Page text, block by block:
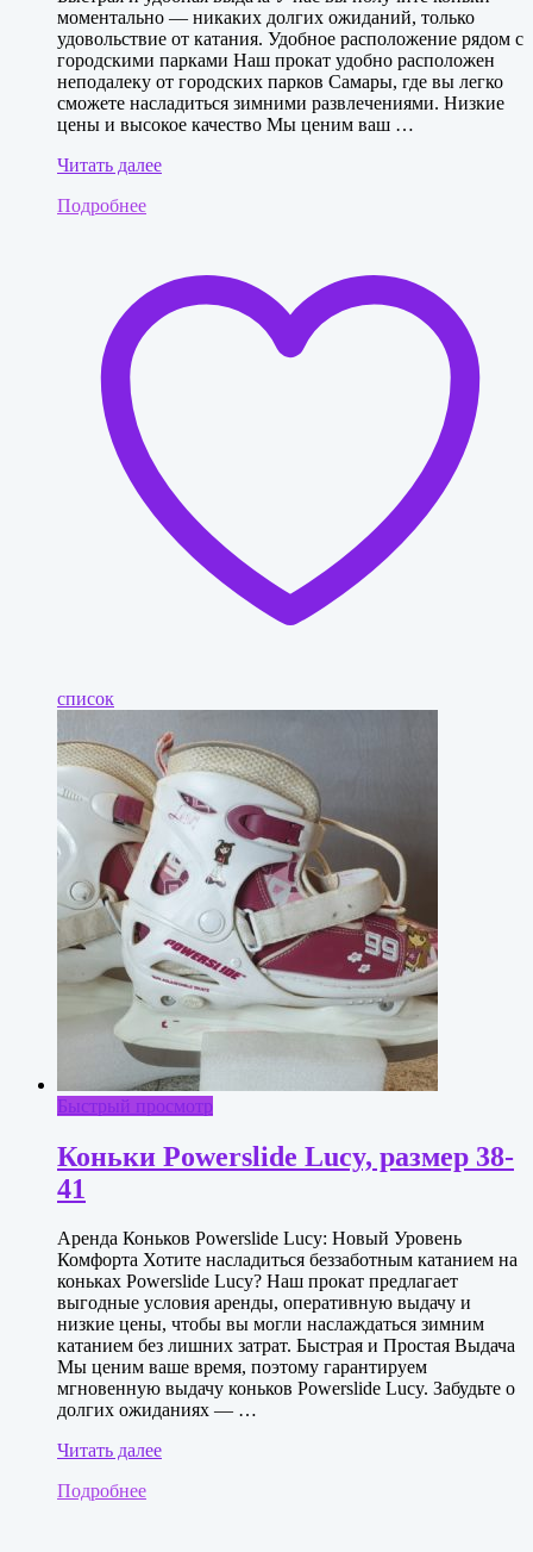
моментально — никаких долгих ожиданий, только
удовольствие от катания. Удобное расположение рядом с
городскими парками Наш прокат удобно расположен
неподалеку от городских парков Самары, где вы легко
сможете насладиться зимними развлечениями. Низкие
цены и высокое качество Мы ценим ваш …
Коньки
размер
Читать далее
Подробнее
список
Быстрый просмотр
Коньки Powerslide Lucy, размер 38-
41
Аренда Коньков Powerslide Lucy: Новый Уровень
Комфорта Хотите насладиться беззаботным катанием на
коньках Powerslide Lucy? Наш прокат предлагает
выгодные условия аренды, оперативную выдачу и
низкие цены, чтобы вы могли наслаждаться зимним
катанием без лишних затрат. Быстрая и Простая Выдача
Мы ценим ваше время, поэтому гарантируем
мгновенную выдачу коньков Powerslide Lucy. Забудьте о
долгих ожиданиях — …
Коньки
Lucy,
Читать далее
Подробнее